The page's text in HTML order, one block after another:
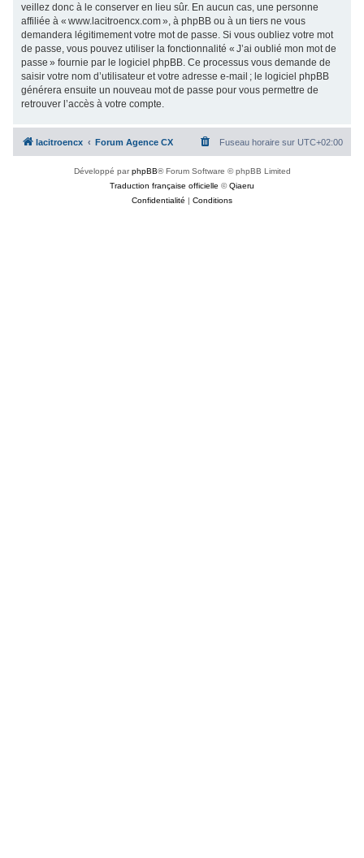
veillez donc à le conserver en lieu sûr. En aucun cas, une personne
affiliée à « www.lacitroencx.com », à phpBB ou à un tiers ne vous
demandera légitimement votre mot de passe. Si vous oubliez votre mot
de passe, vous pouvez utiliser la fonctionnalité « J’ai oublié mon mot de
passe » fournie par le logiciel phpBB. Ce processus vous demande de
saisir votre nom d’utilisateur et votre adresse e-mail ; le logiciel phpBB
générera ensuite un nouveau mot de passe pour vous permettre de
retrouver l’accès à votre compte.
lacitroencx Forum Agence CX Fuseau horaire sur UTC+02:00
Développé parphpBB® Forum Software © phpBB Limited
Traduction française officielle ©Qiaeru
Confidentialité | Conditions